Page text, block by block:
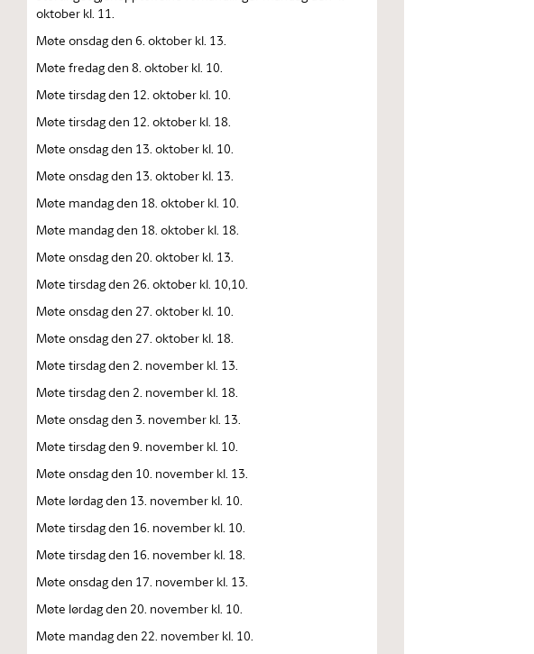
oktober kl. 11.
Møte onsdag den 6. oktober kl. 13.
Møte fredag den 8. oktober kl. 10.
Møte tirsdag den 12. oktober kl. 10.
Møte tirsdag den 12. oktober kl. 18.
Møte onsdag den 13. oktober kl. 10.
Møte onsdag den 13. oktober kl. 13.
Møte mandag den 18. oktober kl. 10.
Møte mandag den 18. oktober kl. 18.
Møte onsdag den 20. oktober kl. 13.
Møte tirsdag den 26. oktober kl. 10,10.
Møte onsdag den 27. oktober kl. 10.
Møte onsdag den 27. oktober kl. 18.
Møte tirsdag den 2. november kl. 13.
Møte tirsdag den 2. november kl. 18.
Møte onsdag den 3. november kl. 13.
Møte tirsdag den 9. november kl. 10.
Møte onsdag den 10. november kl. 13.
Møte lørdag den 13. november kl. 10.
Møte tirsdag den 16. november kl. 10.
Møte tirsdag den 16. november kl. 18.
Møte onsdag den 17. november kl. 13.
Møte lørdag den 20. november kl. 10.
Møte mandag den 22. november kl. 10.